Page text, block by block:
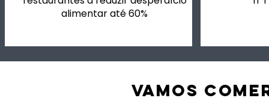
alimentar até 60%
VAMOS